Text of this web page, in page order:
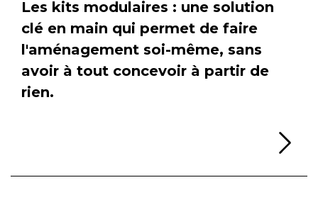
Les kits modulaires : une solution
clé en main qui permet de faire
l'aménagement soi-même, sans
avoir à tout concevoir à partir de
rien.